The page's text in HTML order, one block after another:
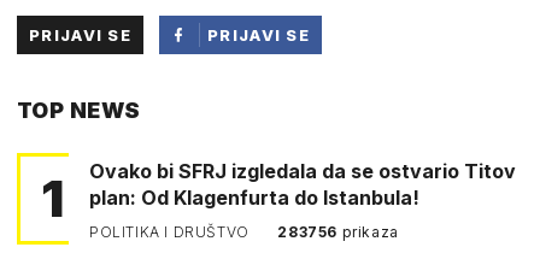
PRIJAVI SE
PRIJAVI SE
TOP NEWS
1
Ovako bi SFRJ izgledala da se ostvario Titov
plan: Od Klagenfurta do Istanbula!
POLITIKA I DRUŠTVO 283756 prikaza